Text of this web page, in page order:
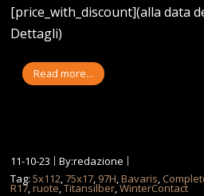
[price_with_discount](alla data
Dettagli)
Read more...
11-10-23
By:redazione
Tag:5x112,75x17, 97H,Bavaris,
R17,ruote,Titansilber,WinterContact